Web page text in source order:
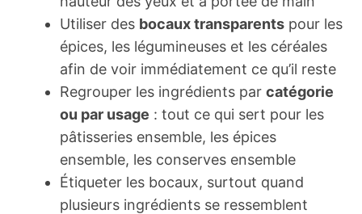
Utiliser des bocaux transparents pour les
épices, les légumineuses et les céréales
afin de voir immédiatement ce qu’il reste
Regrouper les ingrédients par catégorie
ou par usage : tout ce qui sert pour les
pâtisseries ensemble, les épices
ensemble, les conserves ensemble
Étiqueter les bocaux, surtout quand
plusieurs ingrédients se ressemblent